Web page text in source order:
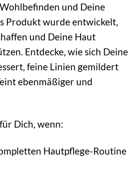
und Deine
Produkt wurde entwickelt,
und Deine Haut
Entdecke, wie sich Deine
feine Linien gemildert
ebenmäßiger und
Dich, wenn:
Hautpflege-Routine